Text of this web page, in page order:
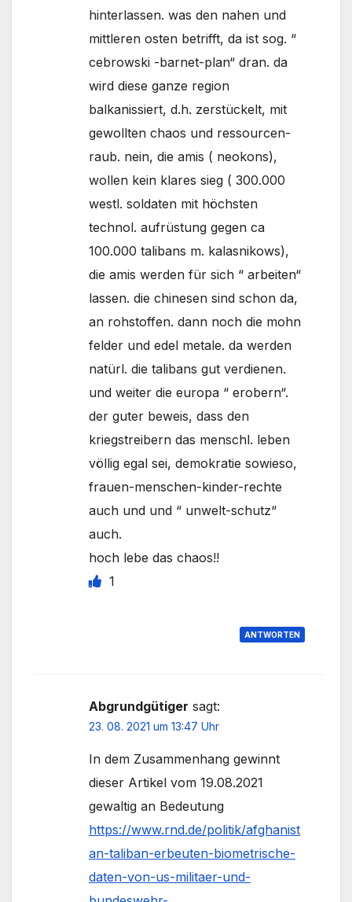
hinterlassen. was den nahen und
mittleren osten betrifft, da ist sog. “
cebrowski -barnet-plan“ dran. da
wird diese ganze region
balkanissiert, d.h. zerstückelt, mit
gewollten chaos und ressourcen-
raub. nein, die amis ( neokons),
wollen kein klares sieg ( 300.000
westl. soldaten mit höchsten
technol. aufrüstung gegen ca
100.000 talibans m. kalasnikows),
die amis werden für sich “ arbeiten“
lassen. die chinesen sind schon da,
an rohstoffen. dann noch die mohn
felder und edel metale. da werden
natürl. die talibans gut verdienen.
und weiter die europa “ erobern“.
der guter beweis, dass den
kriegstreibern das menschl. leben
völlig egal sei, demokratie sowieso,
frauen-menschen-kinder-rechte
auch und und “ unwelt-schutz“
auch.
hoch lebe das chaos!!
1
ANTWORTEN
Abgrundgütiger sagt:
23. 08. 2021 um 13:47 Uhr
In dem Zusammenhang gewinnt
dieser Artikel vom 19.08.2021
gewaltig an Bedeutung
https://www.rnd.de/politik/afghanist
an-taliban-erbeuten-biometrische-
daten-von-us-militaer-und-